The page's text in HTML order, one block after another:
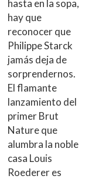
hasta en la sopa,
hay que
reconocer que
Philippe Starck
jamás deja de
sorprendernos.
El flamante
lanzamiento del
primer Brut
Nature que
alumbra la noble
casa Louis
Roederer es